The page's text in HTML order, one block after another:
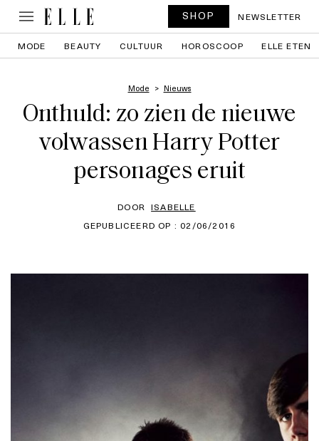
SHOP NEWSLETTER
MODE BEAUTY CULTUUR HOROSCOOP ELLE ETEN
Mode Nieuws
Onthuld: zo zien de nieuwe
volwassen Harry Potter
personages eruit
DOOR ISABELLE
GEPUBLICEERD OP : 02/06/2016